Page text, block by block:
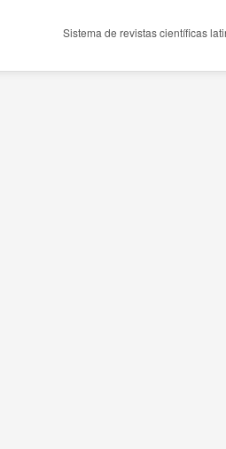
Sistema de revistas científicas